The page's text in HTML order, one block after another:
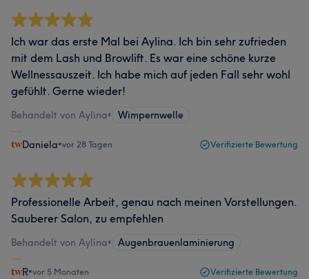
Ich war das erste Mal bei Aylina. Ich bin sehr zufrieden
mit dem Lash und Browlift. Es war eine schöne kurze
Wellnessauszeit. Ich habe mich auf jeden Fall sehr wohl
gefühlt. Gerne wieder!
Behandelt von Aylina• Wimpernwelle
Daniela•vor 28 Tagen Verifizierte Bewertung
Professionelle Arbeit, genau nach meinen Vorstellungen.
Sauberer Salon, zu empfehlen
Behandelt von Aylina• Augenbrauenlaminierung
R•vor 5 Monaten Verifizierte Bewertung